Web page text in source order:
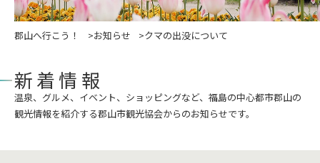
郡山へ行こう！ お知らせ クマの出没について
新着情報
温泉、グルメ、イベント、ショッピングなど、福島の中心都市郡山の
観光情報を紹介する郡山市観光協会からのお知らせです。